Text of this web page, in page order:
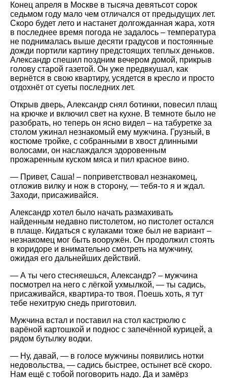
Конец апреля в Москве в тысяча девятьсот сорок
седьмом году мало чем отличался от предыдущих лет.
Скоро будет лето и настанет долгожданная жара, хотя
в последнее время погода не задалось – температура
не поднималась выше десяти градусов и постоянные
дожди портили картину предстоящих теплых деньков.
Александр спешил поздним вечером домой, прикрыв
голову старой газетой. Он уже предвкушал, как
вернётся в свою квартиру, усядется в кресло и просто
отдохнёт от суеты последних лет.
Открыв дверь, Александр снял ботинки, повесил плащ
на крючке и включил свет на кухне. В темноте было не
разобрать, но теперь он ясно видел – на табуретке за
столом ужинал незнакомый ему мужчина. Грузный, в
костюме тройке, с собранными в хвост длинными
волосами, он наслаждался здоровенным
прожаренным куском мяса и пил красное вино.
— Привет, Саша! – поприветствовал незнакомец,
отложив вилку и нож в сторону, — тебя-то я и ждал.
Заходи, присаживайся.
Александр хотел было начать размахивать
найденным недавно пистолетом, но пистолет остался
в плаще. Кидаться с кулаками тоже был не вариант –
незнакомец мог быть вооружён. Он продолжил стоять
в коридоре и внимательно смотреть на мужчину,
ожидая его дальнейших действий.
— А ты чего стесняешься, Александр? – мужчина
посмотрел на него с лёгкой ухмылкой, — ты садись,
присаживайся, квартира-то твоя. Поешь хоть, я тут
тебе нехитрую снедь приготовил.
Мужчина встал и поставил на стол кастрюлю с
варёной картошкой и поднос с запечённой курицей, а
рядом бутылку водки.
— Ну, давай, — в голосе мужчины появились нотки
недовольства, — садись быстрее, остынет всё скоро.
Нам ещё с тобой поговорить надо. Да и замёрз